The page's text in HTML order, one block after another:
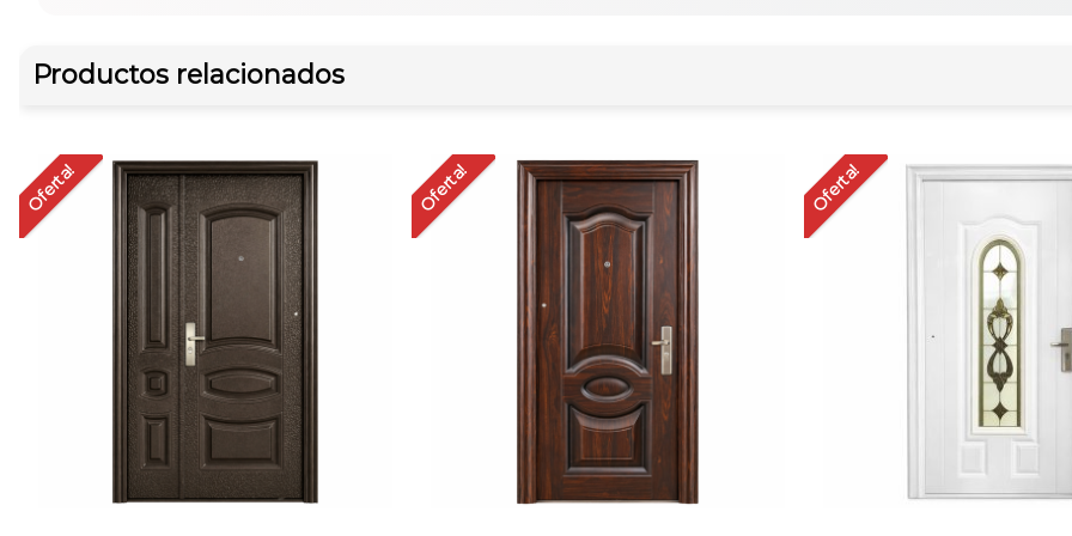
Productos relacionados
Oferta! Oferta! Oferta!